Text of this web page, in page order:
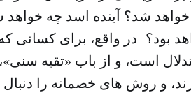
شد؟ آینده اسد چه
بود؟ در واقع، برای کسانی
است، و از باب «تقیه
و روش های خصمانه را